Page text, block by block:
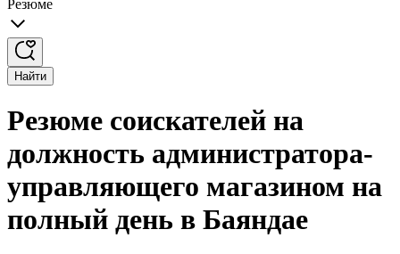
Резюме
Найти
Резюме соискателей на
должность администратора-
управляющего магазином на
полный день в Баяндае